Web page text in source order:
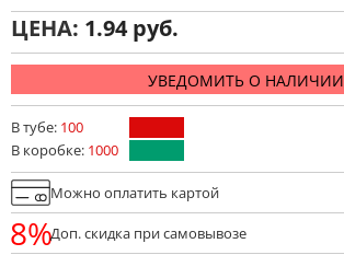
ЦЕНА: 1.94
УВЕДОМИТЬ О НАЛИЧИИ
В тубе: 100
В коробке: 1000
Можно оплатить картой
8%Доп. скидка при самовывозе